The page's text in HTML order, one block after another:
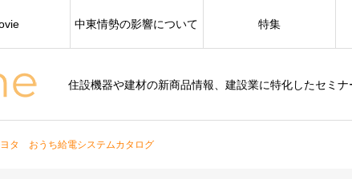
住設機器や建材の新商品情報、建設業に特化したセミ
中東情勢の影響について 特集
ヨタ おうち給電システムカタログ